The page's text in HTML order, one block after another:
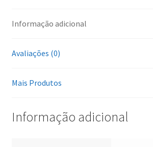
Informação adicional
Avaliações (0)
Mais Produtos
Informação adicional